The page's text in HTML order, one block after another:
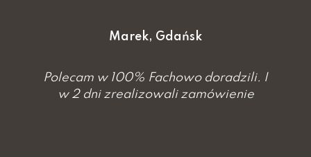
Marek, Gdańsk
Polecam w 100% Fachowo doradzili. I
w 2 dni zrealizowali zamówienie